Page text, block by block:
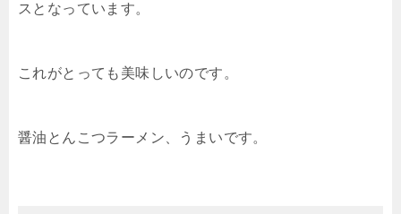
スとなっています。
これがとっても美味しいのです。
醤油とんこつラーメン、うまいです。